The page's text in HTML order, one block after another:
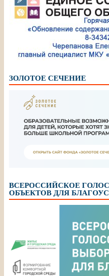
ЗОЛОТОЕ СЕЧЕНИЕ
ВСЕРОССИЙСКОЕ
ОБЪЕКТОВ ДЛЯ